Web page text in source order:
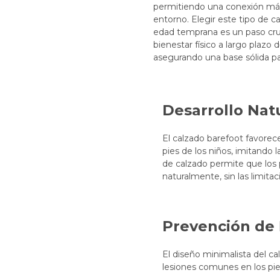
permitiendo una conexión
entorno. Elegir este tipo de
edad temprana es un paso
bienestar físico a largo plazo
asegurando una base sólida
Desarrollo
El calzado barefoot
pies de los niños, imitando
de calzado permite que los
naturalmente, sin las
Prevención de
El diseño minimalista del
lesiones comunes en los